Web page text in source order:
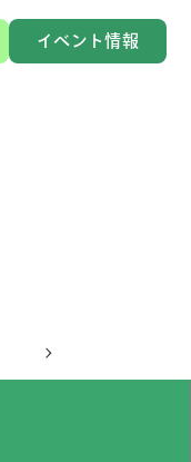
イベント情報